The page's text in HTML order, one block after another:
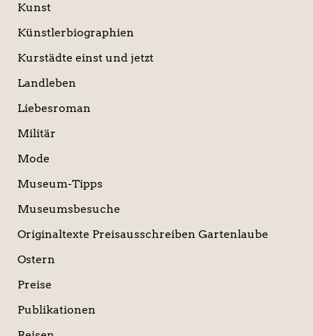
Kunst
Künstlerbiographien
Kurstädte einst und jetzt
Landleben
Liebesroman
Militär
Mode
Museum-Tipps
Museumsbesuche
Originaltexte Preisausschreiben Gartenlaube
Ostern
Preise
Publikationen